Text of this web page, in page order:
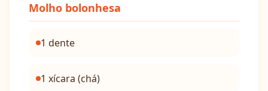
Molho bolonhesa
1 dente
1 xícara (chá)